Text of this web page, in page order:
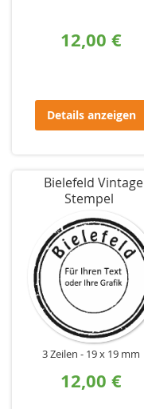
12,00 €
Details anzeigen
Bielefeld Vintage
Stempel
3 Zeilen 19 x 19 mm
12,00 €